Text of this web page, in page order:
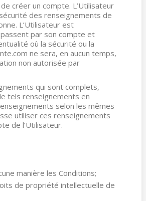
créer un compte. L’Utilisateur
des renseignements de
L’Utilisateur est
par son compte et
où la sécurité ou la
ne sera, en aucun temps,
non autorisée par
qui sont complets,
tels renseignements en
selon les mêmes
utiliser ces renseignements
de l’Utilisateur.
manière les Conditions;
de propriété intellectuelle de